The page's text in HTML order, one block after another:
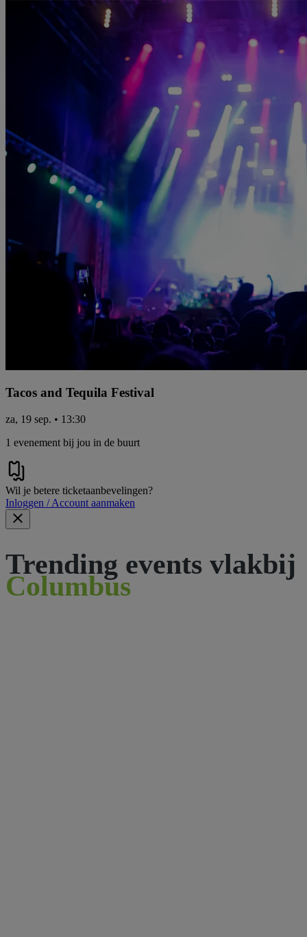
Tacos and Tequila Festival
za, 19 sep. • 13:30
1 evenement bij jou in de buurt
Wil je betere ticketaanbevelingen?
Inloggen / Account aanmaken
Trending events vlakbij
Columbus